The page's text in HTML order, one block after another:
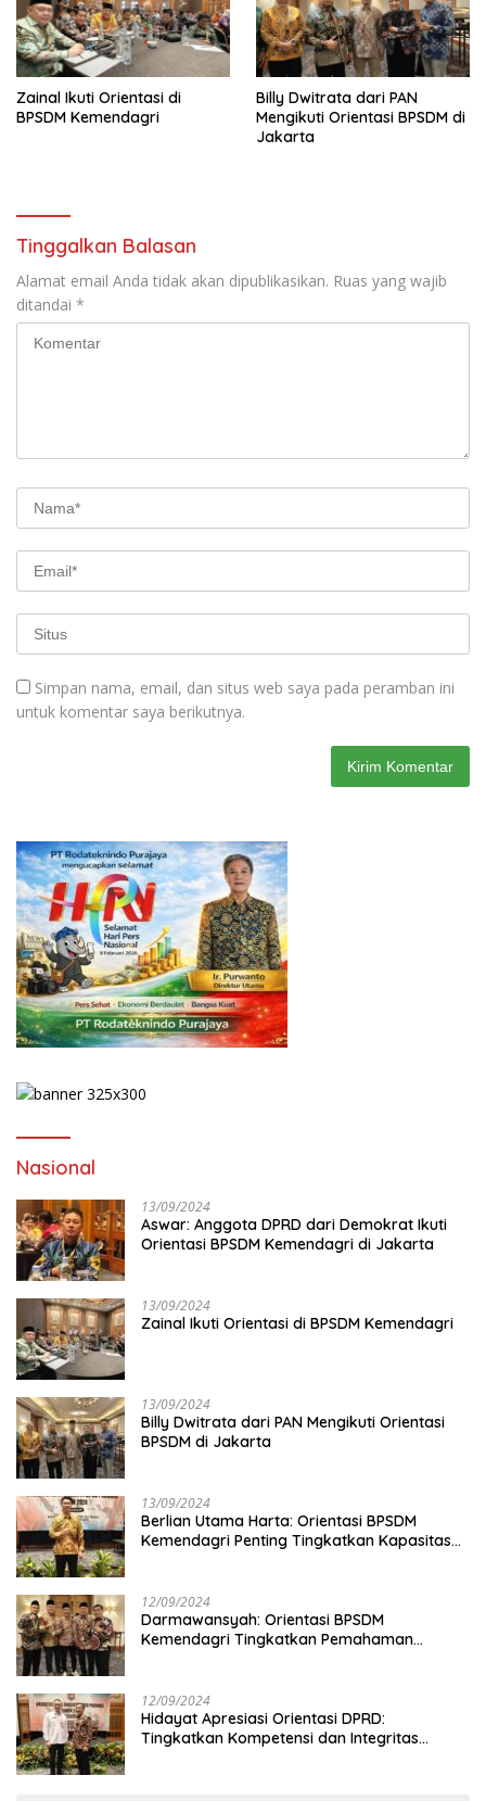
Zainal Ikuti Orientasi di
BPSDM Kemendagri
Billy Dwitrata dari PAN
Mengikuti Orientasi BPSDM di
Jakarta
Tinggalkan Balasan
Alamat email Anda tidak akan dipublikasikan. Ruas yang wajib
ditandai *
Simpan nama, email, dan situs web saya pada peramban ini
untuk komentar saya berikutnya.
Nasional
13/09/2024
Aswar: Anggota DPRD dari Demokrat Ikuti
Orientasi BPSDM Kemendagri di Jakarta
13/09/2024
Zainal Ikuti Orientasi di BPSDM Kemendagri
13/09/2024
Billy Dwitrata dari PAN Mengikuti Orientasi
BPSDM di Jakarta
13/09/2024
Berlian Utama Harta: Orientasi BPSDM
Kemendagri Penting Tingkatkan Kapasitas
12/09/2024
Darmawansyah: Orientasi BPSDM
Kemendagri Tingkatkan Pemahaman
12/09/2024
Hidayat Apresiasi Orientasi DPRD:
Tingkatkan Kompetensi dan Integritas